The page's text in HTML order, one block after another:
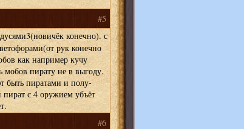
#5
конечно). с
рук конечно
как например кучу
мобов пирату не в выгоду.
быть пиратами и полу-
с 4 оружием убъёт
#6